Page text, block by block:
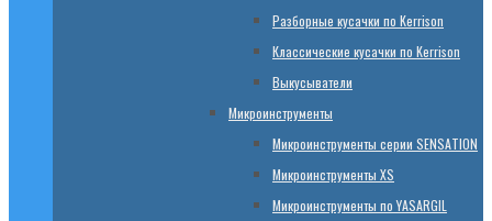
Разборные кусачки по Kerrison
Классические кусачки по Kerrison
Выкусыватели
Микроинструменты
Микроинструменты серии SENSATION
Микроинструменты XS
Микроинструменты по YASARGIL